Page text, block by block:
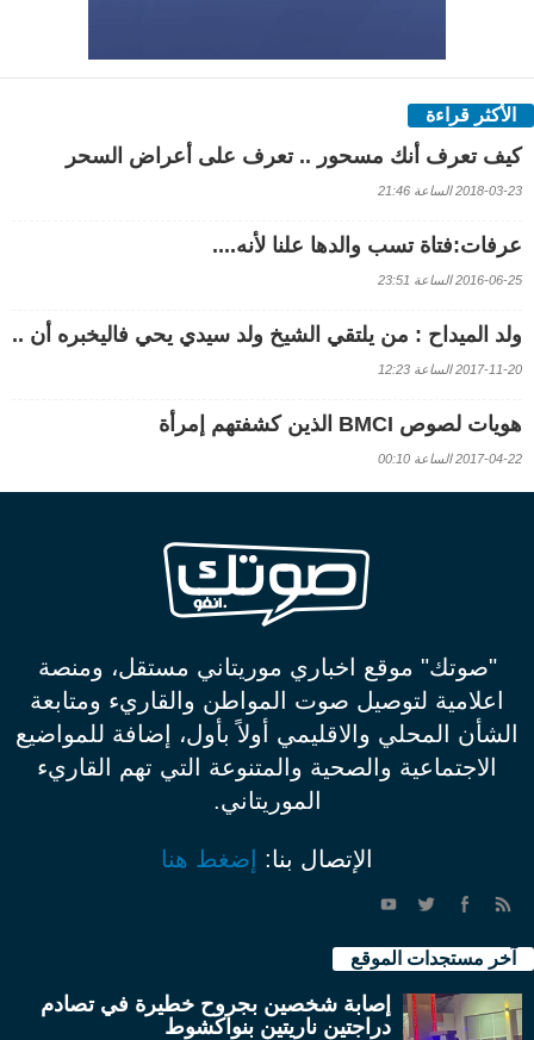
الأكثر قراءة
كيف تعرف أنك مسحور .. تعرف على أعراض السحر
2018-03-23 الساعة 21:46
عرفات:فتاة تسب والدها علنا لأنه....
2016-06-25 الساعة 23:51
ولد الميداح : من يلتقي الشيخ ولد سيدي يحي فاليخبره أن ..
2017-11-20 الساعة 12:23
هويات لصوص BMCI الذين كشفتهم إمرأة
2017-04-22 الساعة 00:10
"صوتك" موقع اخباري موريتاني مستقل، ومنصة
اعلامية لتوصيل صوت المواطن والقاريء ومتابعة
الشأن المحلي والاقليمي أولاً بأول، إضافة للمواضيع
الاجتماعية والصحية والمتنوعة التي تهم القاريء
الموريتاني.
الإتصال بنا: إضغط هنا
آخر مستجدات الموقع
إصابة شخصين بجروح خطيرة في تصادم
دراجتين ناريتين بنواكشوط